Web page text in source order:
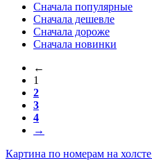
Сначала популярные
Сначала дешевле
Сначала дороже
Сначала новинки
←
1
2
3
4
→
Картина по номерам на холсте